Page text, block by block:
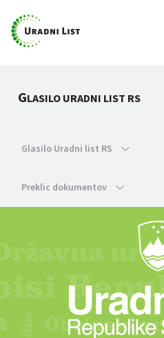
GLASILO URADNI LIST RS
Glasilo Uradni list RS
Preklic dokumentov